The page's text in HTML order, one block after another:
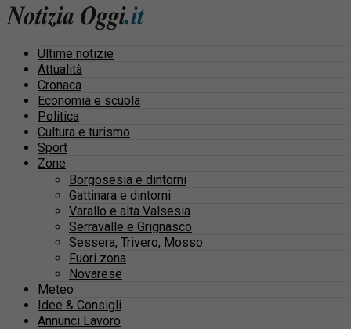
Ultime notizie
Attualità
Cronaca
Economia e scuola
Politica
Cultura e turismo
Sport
Zone
Borgosesia e dintorni
Gattinara e dintorni
Varallo e alta Valsesia
Serravalle e Grignasco
Sessera, Trivero, Mosso
Fuori zona
Novarese
Meteo
Idee & Consigli
Annunci Lavoro